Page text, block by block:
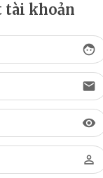
tài khoản
face
email
visibility
perm_identity